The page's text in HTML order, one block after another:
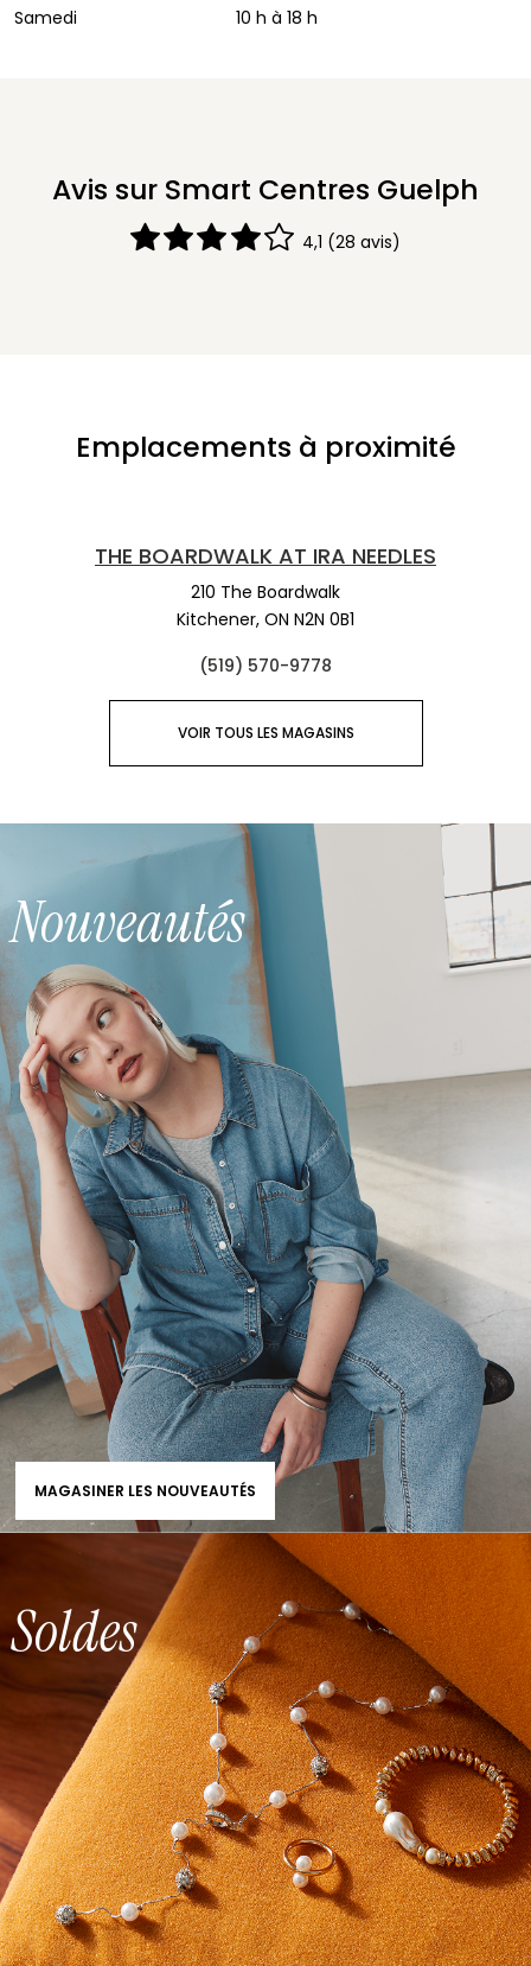
Samedi
10 h à 18 h
Avis sur Smart Centres Guelph
4,1 (28 avis)
Emplacements à proximité
THE BOARDWALK AT IRA NEEDLES
210 The Boardwalk
Kitchener, ON N2N 0B1
(519) 570-9778
VOIR TOUS LES MAGASINS
Nouveautés
MAGASINER LES NOUVEAUTÉS
Soldes